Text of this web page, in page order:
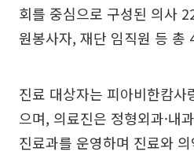
회를 중심으로 구성된 의사
원봉사자, 재단 임직원 등 총
진료 대상자는 피아비한캄사
으며, 의료진은 정형외과·내
진료과를 운영하며 진료와